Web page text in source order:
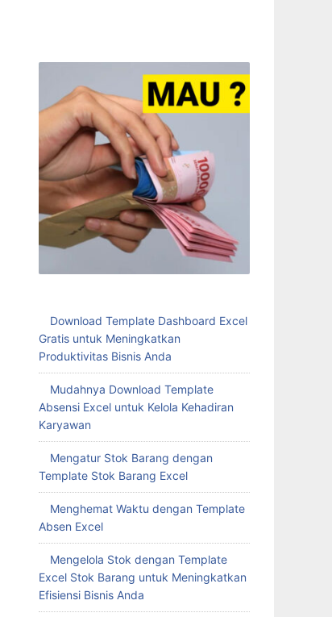
Download Template Dashboard Excel
Gratis untuk Meningkatkan
Produktivitas Bisnis Anda
Mudahnya Download Template
Absensi Excel untuk Kelola Kehadiran
Karyawan
Mengatur Stok Barang dengan
Template Stok Barang Excel
Menghemat Waktu dengan Template
Absen Excel
Mengelola Stok dengan Template
Excel Stok Barang untuk Meningkatkan
Efisiensi Bisnis Anda